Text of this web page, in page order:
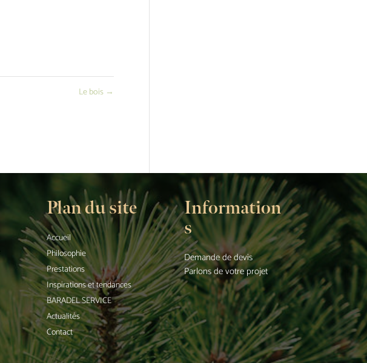
Le bois →
Plan du site
Accueil
Philosophie
Prestations
Inspirations et tendances
BARADEL SERVICE
Actualités
Contact
Information
s
Demande de devis
Parlons de votre projet